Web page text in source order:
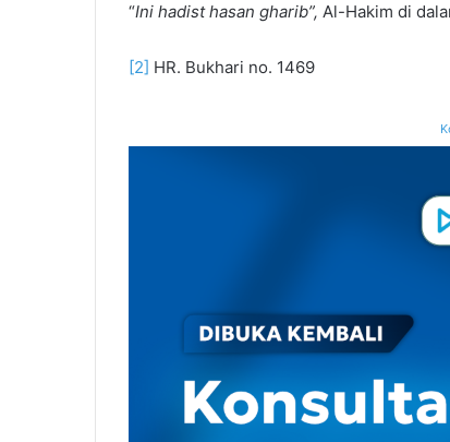
“Ini hadist hasan gharib”, Al-Hakim di
[2] HR. Bukhari no. 1469